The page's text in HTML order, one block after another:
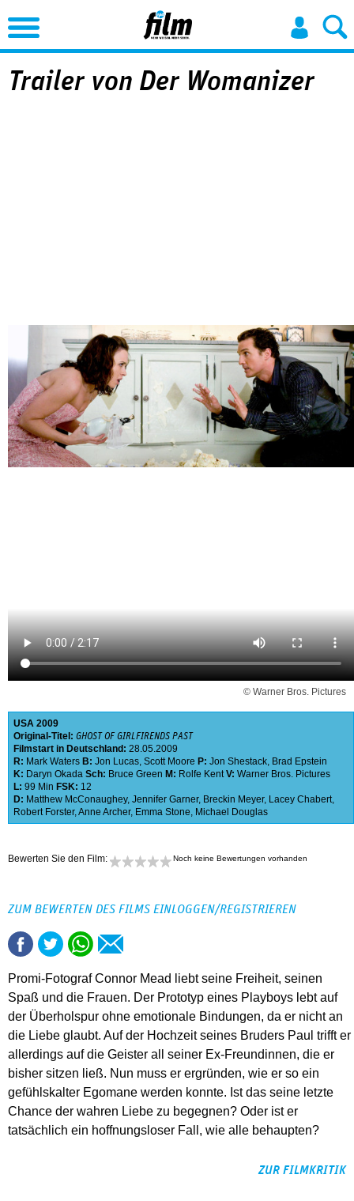
Jump to Navigation
Trailer von Der Womanizer
© Warner Bros. Pictures
USA 2009
Original-Titel: GHOST OF GIRLFIRENDS PAST
Filmstart in Deutschland: 28.05.2009
R: Mark Waters B: Jon Lucas, Scott Moore P: Jon Shestack, Brad Epstein
K: Daryn Okada Sch: Bruce Green M: Rolfe Kent V: Warner Bros. Pictures
L: 99 Min FSK: 12
D: Matthew McConaughey, Jennifer Garner, Breckin Meyer, Lacey Chabert,
Robert Forster,Anne Archer, Emma Stone, Michael Douglas
Bewerten Sie den Film: Noch keine Bewertungen vorhanden
ZUM BEWERTEN DES FILMS EINLOGGEN/REGISTRIEREN
Promi-Fotograf Connor Mead liebt seine Freiheit, seinen
Spaß und die Frauen. Der Prototyp eines Playboys lebt auf
der Überholspur ohne emotionale Bindungen, da er nicht an
die Liebe glaubt. Auf der Hochzeit seines Bruders Paul trifft er
allerdings auf die Geister all seiner Ex-Freundinnen, die er
bisher sitzen ließ. Nun muss er ergründen, wie er so ein
gefühlskalter Egomane werden konnte. Ist das seine letzte
Chance der wahren Liebe zu begegnen? Oder ist er
tatsächlich ein hoffnungsloser Fall, wie alle behaupten?
ZUR FILMKRITIK